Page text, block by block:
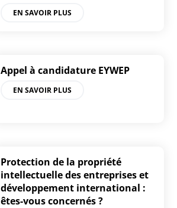
EN SAVOIR PLUS
Appel à candidature EYWEP
EN SAVOIR PLUS
Protection de la propriété
intellectuelle des entreprises et
développement international :
êtes-vous concernés ?